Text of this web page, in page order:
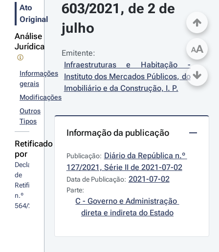
Ato
Original
Análise
Jurídica
Informações
gerais
Modificações
Outros
Tipos
Retificado
por
Declaração
de
Retificação
n.º
564/2021
603/2021, de 2 de
julho
Emitente:
Infraestruturas e Habitação -
Instituto dos Mercados Públicos, do
Imobiliário e da Construção, I. P.
Informação da publicação
Publicação: Diário da República n.º
127/2021, Série II de 2021-07-02
Data de Publicação: 2021-07-02
Parte:
C - Governo e Administração
direta e indireta do Estado
AA